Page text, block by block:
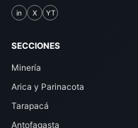
in X YT
SECCIONES
Minería
Arica y Parinacota
Tarapacá
Antofagasta